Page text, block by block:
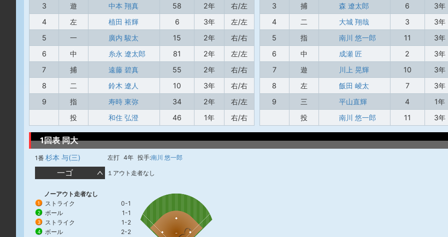
3
遊 中本 翔真 58 2年
右/左
4
左 植田 裕輝 6 3年
左/左
5
一 廣内 駿太 15 2年
右/右
6
中 糸永 遼太郎 81 2年
左/左
7
捕 遠藤 碧真 55 2年
右/右
8
二 鈴木 遼人 10 3年
右/右
9
指 寿時 東弥 34 2年
右/左
投
和住 弘澄 46 1年 右/右
3
捕 森 遼太郎 6
3年
4
二 大城 翔哉 3
3年
5
指 南川 悠一郎 11
3年
6
中 成瀬 匠 2
3年
7
遊 川上 晃輝 10
3年
8
左 飯田 崚太 7
3年
9
三 平山直輝 4
1年
投
南川 悠一郎 11 3年
1回表 同大
1番 杉本 与(三) 左打 4年 投手:南川 悠一郎
一ゴ １アウト走者なし
ノーアウト走者なし
1 ストライク 0-1
2 ボール 1-1
3 ストライク 1-2
4 ボール 2-2